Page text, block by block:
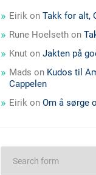
Eirik onTakk for alt,
Rune Hoelseth on
Knut onJakten på
Mads on Kudos til
Cappelen
Eirik onOm å sørge